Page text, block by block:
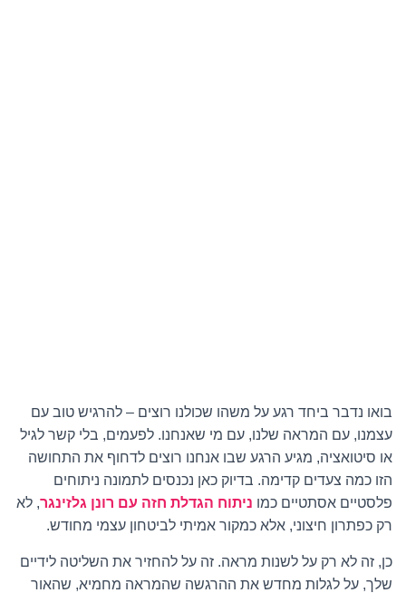
בואו נדבר ביחד רגע על משהו שכולנו רוצים – להרגיש טוב עם
עצמנו, עם המראה שלנו, עם מי שאנחנו. לפעמים, בלי קשר לגיל
או סיטואציה, מגיע הרגע שבו אנחנו רוצים לדחוף את התחושה
הזו כמה צעדים קדימה. בדיוק כאן נכנסים לתמונה ניתוחים
פלסטיים אסתטיים כמו ניתוח הגדלת חזה עם רונן גלזינגר, לא
רק כפתרון חיצוני, אלא כמקור אמיתי לביטחון עצמי מחודש.
כן, זה לא רק על לשנות מראה. זה על להחזיר את השליטה לידיים
שלך, על לגלות מחדש את ההרגשה שהמראה מחמיא, שהאור